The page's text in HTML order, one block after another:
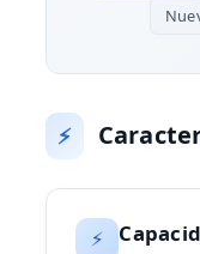
⚡
⚡